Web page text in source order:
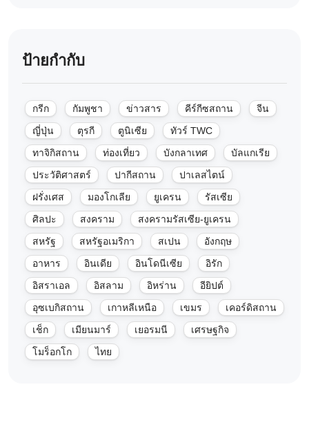
ป้ายกำกับ
กรีก กัมพูชา ข่าวสาร คีร์กีซสถาน
จีน
ญี่ปุ่น
ตุรกี ตูนิเซีย
ทัวร์ TWC
ทาจิกิสถาน
ท่องเที่ยว บังกลาเทศ
บัลแกเรีย
ประวัติศาสตร์
ปากีสถาน
ปาเลสไตน์
ฝรั่งเศส
มองโกเลีย ยูเครน
รัสเซีย
ศิลปะ
สงคราม
สงครามรัสเซีย-ยูเครน
สหรัฐ
สหรัฐอเมริกา สเปน
อังกฤษ
อาหาร
อินเดีย อินโดนีเซีย
อิรัก
อิสราเอล
อิสลาม อิหร่าน
อียิปต์
อุซเบกิสถาน
เกาหลีเหนือ เขมร
เคอร์ดิสถาน
เช็ก
เมียนมาร์ เยอรมนี
เศรษฐกิจ
โมร็อกโก
ไทย